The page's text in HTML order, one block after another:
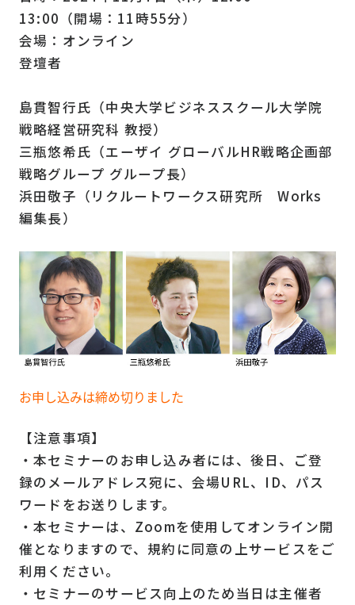
13:00（開場：11時55分）
会場：オンライン
登壇者
島貫智行氏（中央大学ビジネススクール大学院
戦略経営研究科 教授）
三瓶悠希氏（エーザイ グローバルHR戦略企画部
戦略グループ グループ長）
浜田敬子（リクルートワークス研究所 Works
編集長）
お申し込みは締め切りました
【注意事項】
・本セミナーのお申し込み者には、後日、ご登
録のメールアドレス宛に、会場URL、ID、パス
ワードをお送りします。
・本セミナーは、Zoomを使用してオンライン開
催となりますので、規約に同意の上サービスをご
利用ください。
・セミナーのサービス向上のため当日は主催者